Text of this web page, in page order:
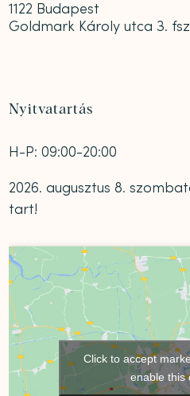
1122 Budapest
Goldmark Károly utca 3.
Nyitvatartás
H-P: 09:00-20:00
2026. augusztus 8.
tart!
Click to accept
enable this